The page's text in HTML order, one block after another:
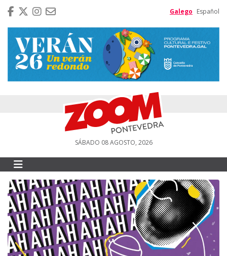
Galego Español
SÁBADO 08 AGOSTO, 2026